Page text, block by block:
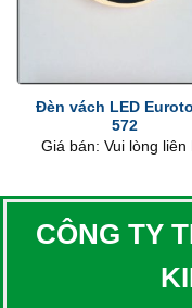
Đèn vách LED
572
Giá bán: Vui lòng liên
CÔNG TY